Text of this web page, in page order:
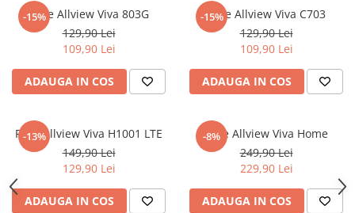
OnePlus
Oppo
Oukitel
Panasonic
Plum
Posh
Qmobile
Vivo
Vodafone
Xiaomi
Zamolxe
ZTE
-15%
Folie Allview Viva 803G
129,90 Lei
109,90 Lei
ADAUGA IN COS
-15%
Folie Allview Viva C703
129,90 Lei
109,90 Lei
ADAUGA IN COS
-13%
Folie Allview Viva H1001 LTE
149,90 Lei
129,90 Lei
ADAUGA IN COS
-8%
Folie Allview Viva Home
249,90 Lei
229,90 Lei
ADAUGA IN COS